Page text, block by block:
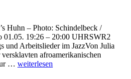
Huhn – Photo: Schindelbeck /
01.05. 19:26 – 20:00 UHRSWR2
und Arbeitslieder im JazzVon Julia
afroamerikanischen
… weiterlesen